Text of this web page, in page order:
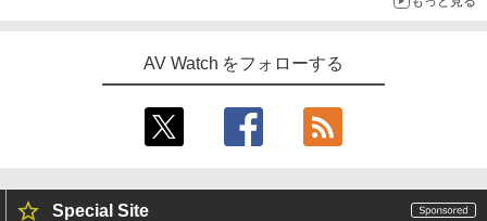
AV Watch をフォローする
Special Site